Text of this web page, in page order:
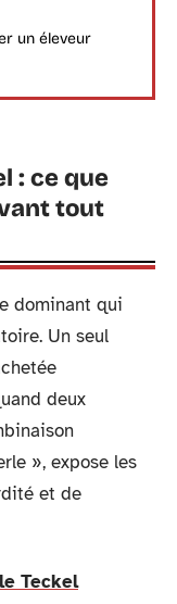
un éleveur
: ce que
tout
dominant qui
Un seul
deux
», expose les
et de
Teckel